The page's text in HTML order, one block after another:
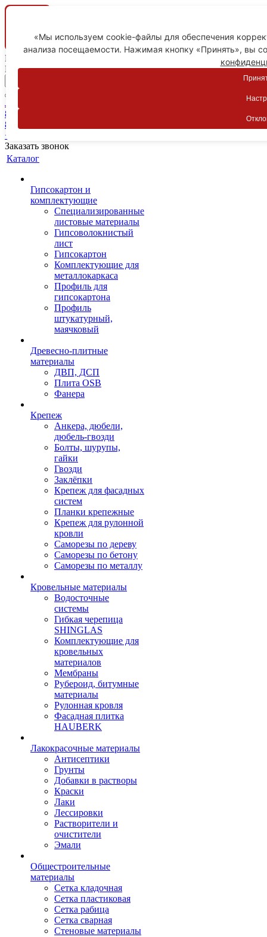
Ваш город
Пятигорск
Личный кабинет
8-800-775-59-89
8-800-775-59-89
+7 918 754-83-77
Заказать звонок
Каталог
Гипсокартон и
комплектующие
Специализированные
листовые материалы
Гипсоволокнистый
лист
Гипсокартон
Комплектующие для
металлокаркаса
Профиль для
гипсокартона
Профиль
штукатурный,
маячковый
Древесно-плитные
материалы
ДВП, ДСП
Плита OSB
Фанера
Крепеж
Анкера, дюбели,
дюбель-гвозди
Болты, шурупы,
гайки
Гвозди
Заклёпки
Крепеж для фасадных
систем
Планки крепежные
Крепеж для рулонной
кровли
Саморезы по дереву
Саморезы по бетону
Саморезы по металлу
Кровельные материалы
Водосточные
системы
Гибкая черепица
SHINGLAS
Комплектующие для
кровельных
материалов
Мембраны
Рубероид, битумные
материалы
Рулонная кровля
Фасадная плитка
HAUBERK
Лакокрасочные материалы
Антисептики
Грунты
Добавки в растворы
Краски
Лаки
Лессировки
Растворители и
очистители
Эмали
Общестроительные
материалы
Сетка кладочная
Сетка пластиковая
Сетка рабица
Сетка сварная
Стеновые материалы
«Мы используем cookie-файлы для обеспечения
анализа посещаемости. Нажимая кнопку «Принять», вы